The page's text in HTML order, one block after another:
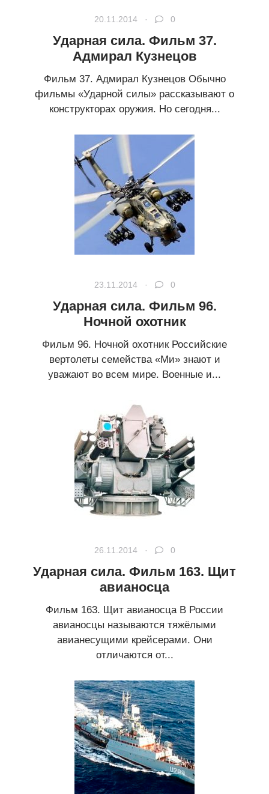
20.11.2014 · 0
Ударная сила. Фильм 37.
Адмирал Кузнецов
Фильм 37. Адмирал Кузнецов Обычно
фильмы «Ударной силы» рассказывают о
конструкторах оружия. Но сегодня...
23.11.2014 · 0
Ударная сила. Фильм 96.
Ночной охотник
Фильм 96. Ночной охотник Российские
вертолеты семейства «Ми» знают и
уважают во всем мире. Военные и...
26.11.2014 · 0
Ударная сила. Фильм 163. Щит
авианосца
Фильм 163. Щит авианосца В России
авианосцы называются тяжёлыми
авианесущими крейсерами. Они
отличаются от...